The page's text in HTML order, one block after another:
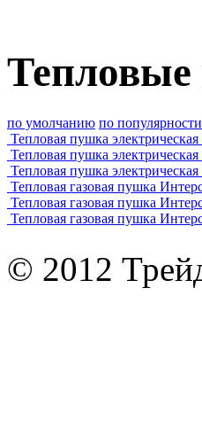
по умолчанию по популярности
Тепловая пушка
Тепловая пушка
Тепловая пушка
Тепловая газовая пушка
Тепловая газовая пушка
Тепловая газовая пушка
© 2012